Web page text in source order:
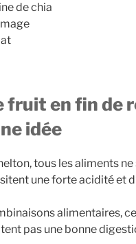
de chia
fruit en fin de
idée
tous les aliments
une forte acidité et
alimentaires,
pas une bonne